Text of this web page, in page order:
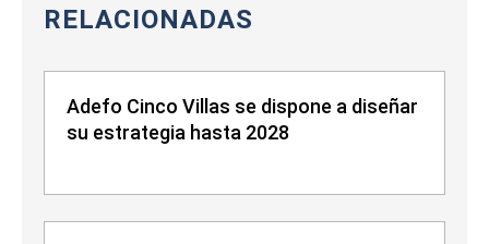
RELACIONADAS
Adefo Cinco Villas se dispone a diseñar
su estrategia hasta 2028